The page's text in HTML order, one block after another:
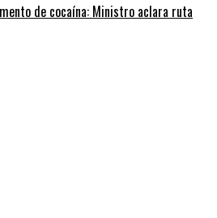
de cocaína: Ministro aclara ruta